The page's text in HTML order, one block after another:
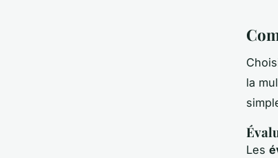
la
Les